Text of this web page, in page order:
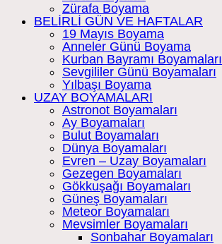
Zürafa Boyama
BELİRLİ GÜN VE HAFTALAR
19 Mayıs Boyama
Anneler Günü Boyama
Kurban Bayramı Boyamaları
Sevgililer Günü Boyamaları
Yılbaşı Boyama
UZAY BOYAMALARI
Astronot Boyamaları
Ay Boyamaları
Bulut Boyamaları
Dünya Boyamaları
Evren – Uzay Boyamaları
Gezegen Boyamaları
Gökkuşağı Boyamaları
Güneş Boyamaları
Meteor Boyamaları
Mevsimler Boyamaları
Sonbahar Boyamaları